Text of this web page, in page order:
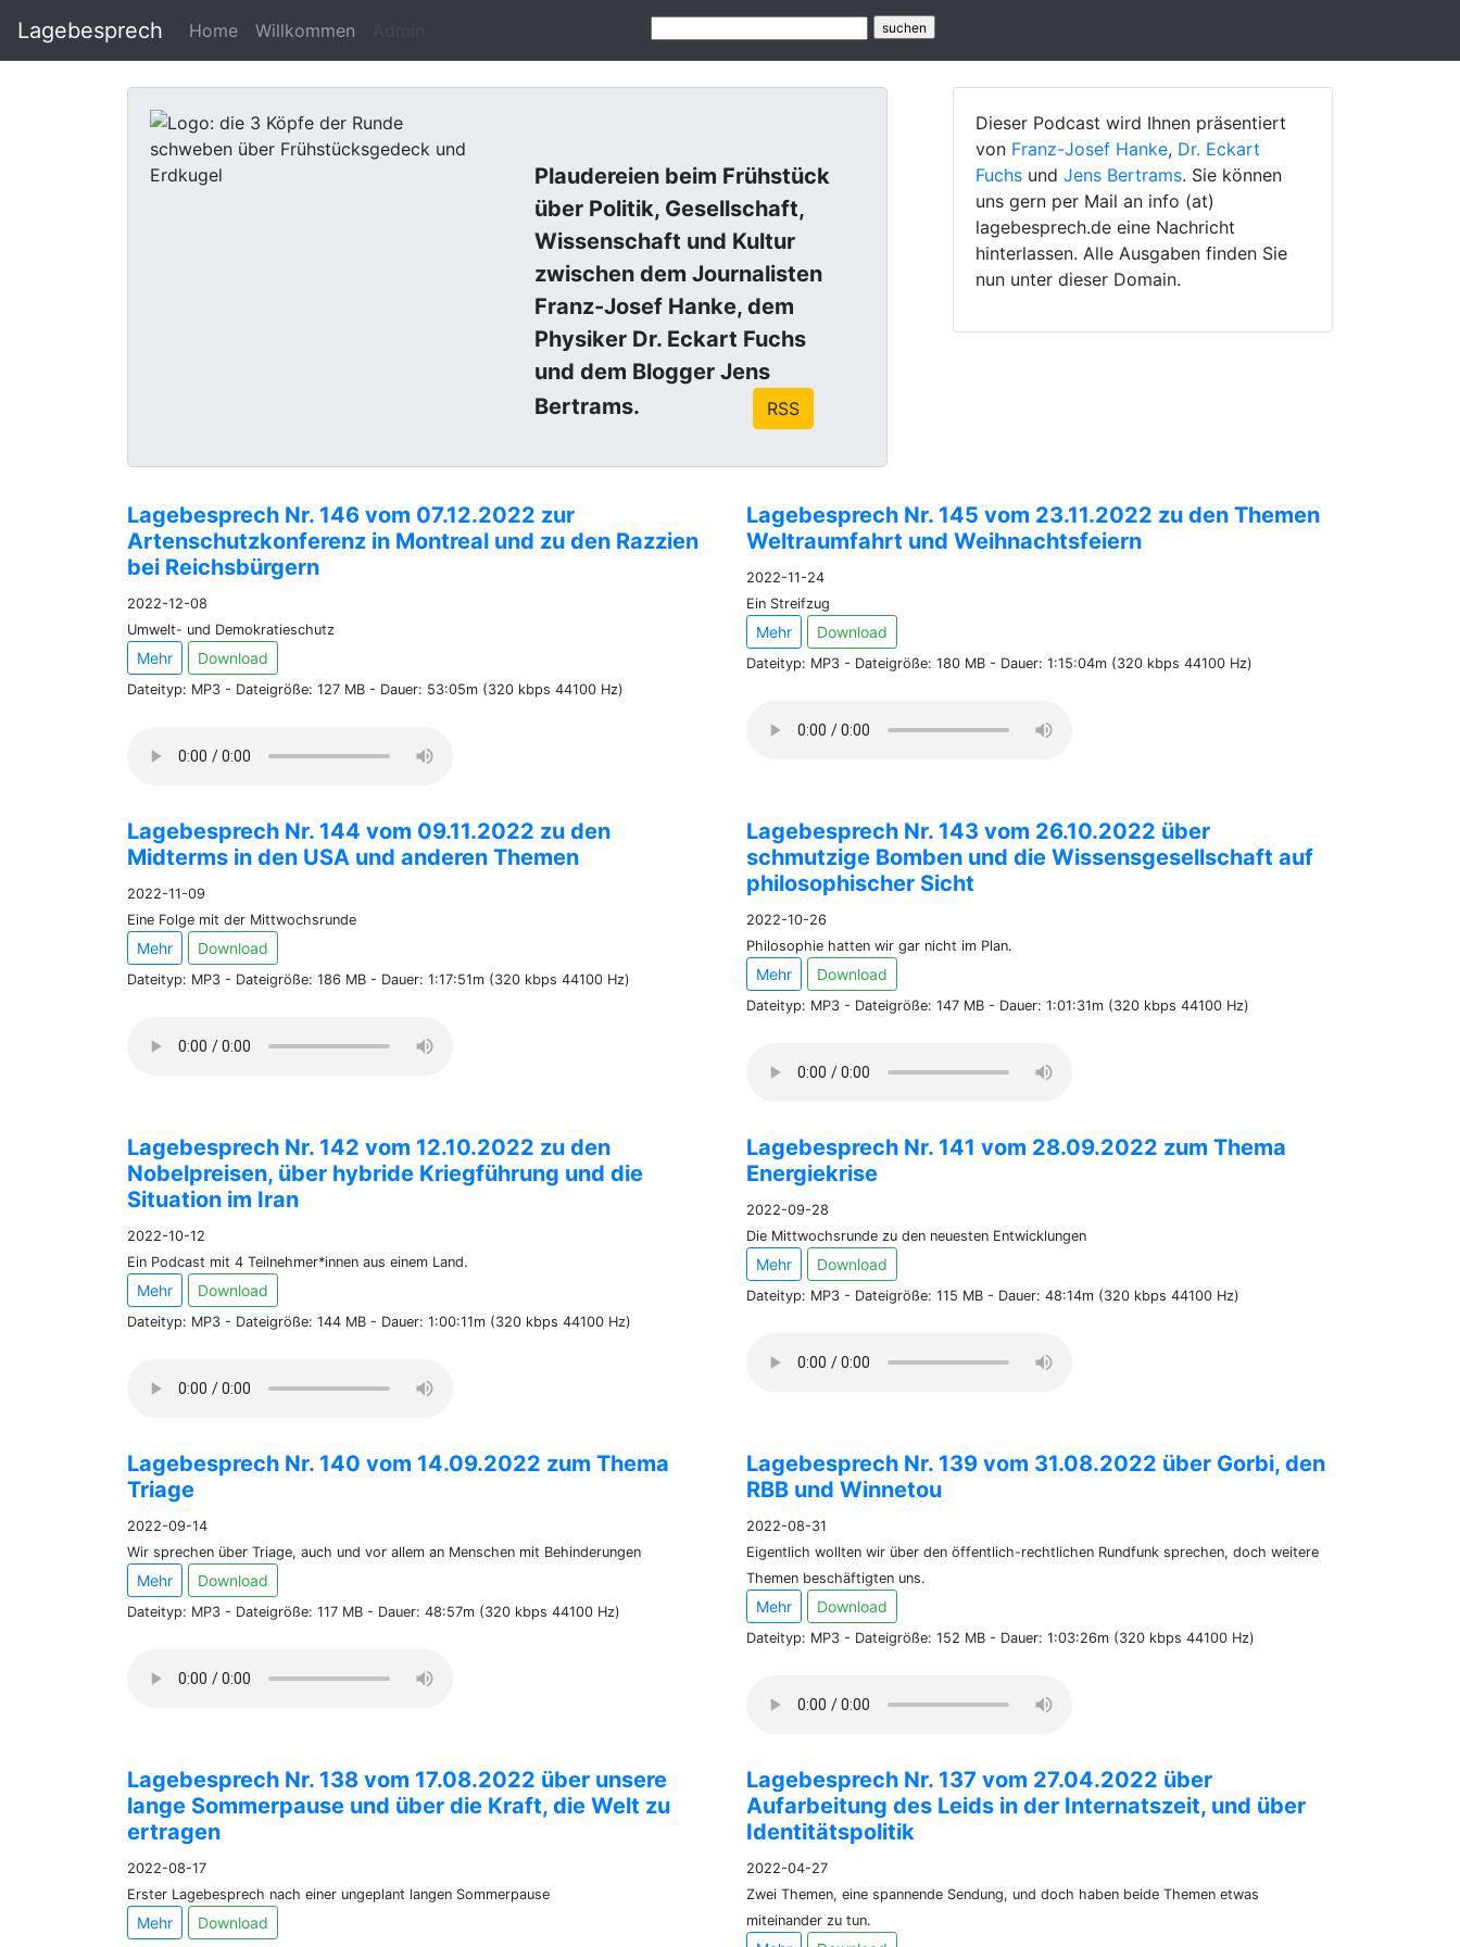
Lagebesprech Home Willkommen
Plaudereien beim Frühstück
über Politik, Gesellschaft,
Wissenschaft und Kultur
zwischen dem Journalisten
Franz-Josef Hanke, dem
Physiker Dr. Eckart Fuchs
und dem Blogger Jens
Bertrams.
RSS
Dieser Podcast wird Ihnen präsentiert
von Franz-Josef Hanke, Dr. Eckart
Fuchs und Jens Bertrams. Sie können
uns gern per Mail an info (at)
lagebesprech.de eine Nachricht
hinterlassen. Alle Ausgaben finden Sie
nun unter dieser Domain.
Lagebesprech Nr. 146 vom 07.12.2022 zur
Artenschutzkonferenz in Montreal und zu den Razzien
bei Reichsbürgern
2022-12-08
Umwelt- und Demokratieschutz
Mehr Download
Dateityp: MP3 - Dateigröße: 127 MB - Dauer: 53:05m (320 kbps 44100 Hz)
Lagebesprech Nr. 145 vom 23.11.2022 zu den Themen
Weltraumfahrt und Weihnachtsfeiern
2022-11-24
Ein Streifzug
Mehr Download
Dateityp: MP3 - Dateigröße: 180 MB - Dauer: 1:15:04m (320 kbps 44100 Hz)
Lagebesprech Nr. 144 vom 09.11.2022 zu den
Midterms in den USA und anderen Themen
2022-11-09
Eine Folge mit der Mittwochsrunde
Mehr Download
Dateityp: MP3 - Dateigröße: 186 MB - Dauer: 1:17:51m (320 kbps 44100 Hz)
Lagebesprech Nr. 143 vom 26.10.2022 über
schmutzige Bomben und die Wissensgesellschaft auf
philosophischer Sicht
2022-10-26
Philosophie hatten wir gar nicht im Plan.
Mehr Download
Dateityp: MP3 - Dateigröße: 147 MB - Dauer: 1:01:31m (320 kbps 44100 Hz)
Lagebesprech Nr. 142 vom 12.10.2022 zu den
Nobelpreisen, über hybride Kriegführung und die
Situation im Iran
2022-10-12
Ein Podcast mit 4 Teilnehmer*innen aus einem Land.
Mehr Download
Dateityp: MP3 - Dateigröße: 144 MB - Dauer: 1:00:11m (320 kbps 44100 Hz)
Lagebesprech Nr. 141 vom 28.09.2022 zum Thema
Energiekrise
2022-09-28
Die Mittwochsrunde zu den neuesten Entwicklungen
Mehr Download
Dateityp: MP3 - Dateigröße: 115 MB - Dauer: 48:14m (320 kbps 44100 Hz)
Lagebesprech Nr. 140 vom 14.09.2022 zum Thema
Triage
2022-09-14
Wir sprechen über Triage, auch und vor allem an Menschen mit Behinderungen
Mehr Download
Dateityp: MP3 - Dateigröße: 117 MB - Dauer: 48:57m (320 kbps 44100 Hz)
Lagebesprech Nr. 139 vom 31.08.2022 über Gorbi, den
RBB und Winnetou
2022-08-31
Eigentlich wollten wir über den öffentlich-rechtlichen Rundfunk sprechen, doch weitere
Themen beschäftigten uns.
Mehr Download
Dateityp: MP3 - Dateigröße: 152 MB - Dauer: 1:03:26m (320 kbps 44100 Hz)
Lagebesprech Nr. 138 vom 17.08.2022 über unsere
lange Sommerpause und über die Kraft, die Welt zu
ertragen
2022-08-17
Erster Lagebesprech nach einer ungeplant langen Sommerpause
Mehr Download
Lagebesprech Nr. 137 vom 27.04.2022 über
Aufarbeitung des Leids in der Internatszeit, und über
Identitätspolitik
2022-04-27
Zwei Themen, eine spannende Sendung, und doch haben beide Themen etwas
miteinander zu tun.